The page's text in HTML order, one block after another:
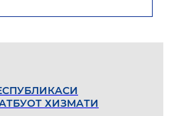
ХИЗМАТИ